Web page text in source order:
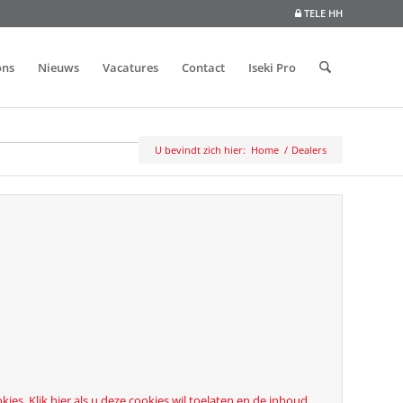
TELE HH
Nieuws Vacatures Contact Iseki Pro
U bevindt zich hier: Home / Dealers